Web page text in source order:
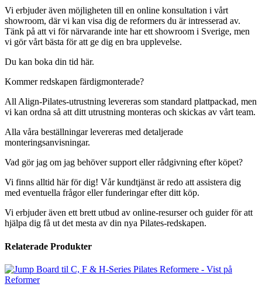
Vi erbjuder även möjligheten till en online konsultation i vårt
showroom, där vi kan visa dig de reformers du är intresserad av.
Tänk på att vi för närvarande inte har ett showroom i Sverige, men
vi gör vårt bästa för att ge dig en bra upplevelse.
Du kan boka din tid här.
Kommer redskapen färdigmonterade?
All Align-Pilates-utrustning levereras som standard plattpackad, men
vi kan ordna så att ditt utrustning monteras och skickas av vårt team.
Alla våra beställningar levereras med detaljerade
monteringsanvisningar.
Vad gör jag om jag behöver support eller rådgivning efter köpet?
Vi finns alltid här för dig! Vår kundtjänst är redo att assistera dig
med eventuella frågor eller funderingar efter ditt köp.
Vi erbjuder även ett brett utbud av online-resurser och guider för att
hjälpa dig få ut det mesta av din nya Pilates-redskapen.
Relaterade Produkter